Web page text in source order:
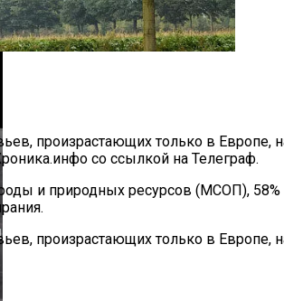
Базе Snapdragon 888
произрастающих только в Европе,
со ссылкой на Телеграф.
и природных ресурсов (МСОП),
произрастающих только в Европе,